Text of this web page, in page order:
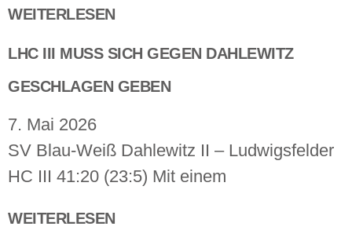
WEITERLESEN
LHC III MUSS SICH GEGEN DAHLEWITZ
GESCHLAGEN GEBEN
7. Mai 2026
SV Blau-Weiß Dahlewitz II – Ludwigsfelder
HC III 41:20 (23:5) Mit einem
WEITERLESEN